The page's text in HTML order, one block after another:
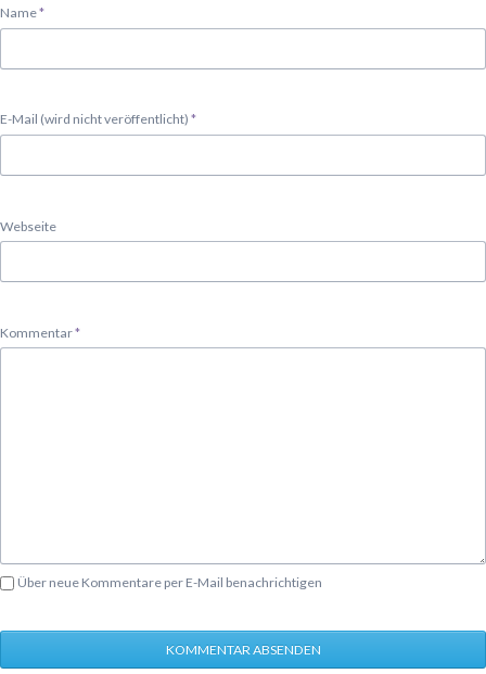
Pflichtfeld
Name*
Pflichtfeld
E-Mail (wird nicht veröffentlicht) *
Webseite
Pflichtfeld
Kommentar*
Über neue Kommentare per E-Mail benachrichtigen
KOMMENTAR ABSENDEN